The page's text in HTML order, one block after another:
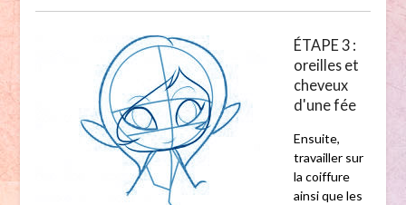
ÉTAPE 3 :
oreilles et
cheveux
d'une fée
Ensuite,
travailler sur
la coiffure
ainsi que les